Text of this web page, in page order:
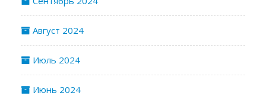
Август 2024
Июль 2024
Июнь 2024